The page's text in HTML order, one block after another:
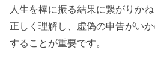
人生を棒に振る結果に繋がりか
正しく理解し、虚偽の申告がい
することが重要です。